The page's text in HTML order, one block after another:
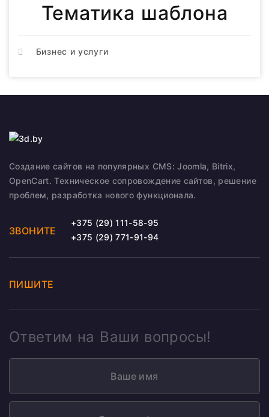
Тематика шаблона
Бизнес и услуги
Создание сайтов на популярных CMS: Joomla, Bitrix,
OpenCart. Техническое сопровождение сайтов, решение
проблем, разработка нового функционала.
ЗВОНИТЕ
+375 (29) 111-58-95
+375 (29) 771-91-94
ПИШИТЕ
Ответим на Ваши вопросы!